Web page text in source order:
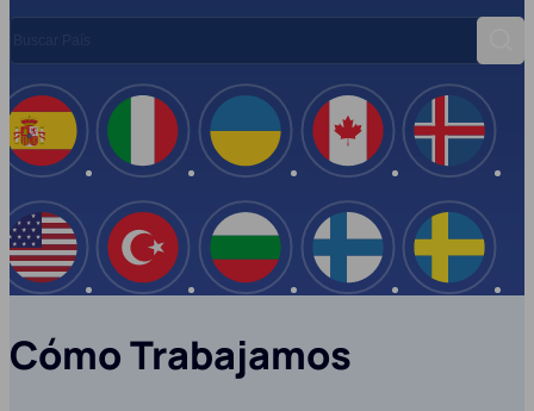
España
EE.UU
Italia
Turquía
Ucrania
Bulgaria
Canadá
Finlandia Suecia
Cómo Trabajamos